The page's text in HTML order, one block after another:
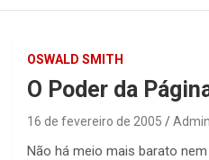
OSWALD SMITH
O Poder da
16 de fevereiro de 2005
Não há meio mais barato